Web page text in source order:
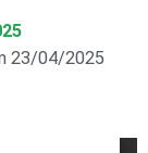
23/04/2025